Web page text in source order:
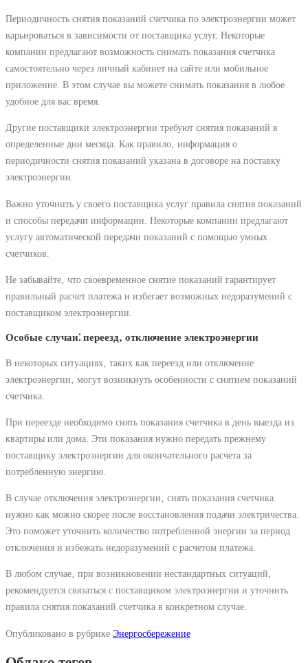
Периодичность снятия показаний счетчика по электроэнергии может
варьироваться в зависимости от поставщика услуг. Некоторые
компании предлагают возможность снимать показания счетчика
самостоятельно через личный кабинет на сайте или мобильное
приложение. В этом случае вы можете снимать показания в любое
удобное для вас время.
Другие поставщики электроэнергии требуют снятия показаний в
определенные дни месяца. Как правило‚ информация о
периодичности снятия показаний указана в договоре на поставку
электроэнергии.
Важно уточнить у своего поставщика услуг правила снятия показаний
и способы передачи информации. Некоторые компании предлагают
услугу автоматической передачи показаний с помощью умных
счетчиков.
Не забывайте‚ что своевременное снятие показаний гарантирует
правильный расчет платежа и избегает возможных недоразумений с
поставщиком электроэнергии.
Особые случаи⁚ переезд‚ отключение электроэнергии
В некоторых ситуациях‚ таких как переезд или отключение
электроэнергии‚ могут возникнуть особенности с снятием показаний
счетчика.
При переезде необходимо снять показания счетчика в день выезда из
квартиры или дома. Эти показания нужно передать прежнему
поставщику электроэнергии для окончательного расчета за
потребленную энергию.
В случае отключения электроэнергии‚ снять показания счетчика
нужно как можно скорее после восстановления подачи электричества.
Это поможет уточнить количество потребленной энергии за период
отключения и избежать недоразумений с расчетом платежа.
В любом случае‚ при возникновении нестандартных ситуаций‚
рекомендуется связаться с поставщиком электроэнергии и уточнить
правила снятия показаний счетчика в конкретном случае.
Опубликовано в рубрике Энергосбережение